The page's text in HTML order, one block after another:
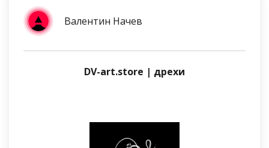
Валентин Начев
DV-art.store | дрехи